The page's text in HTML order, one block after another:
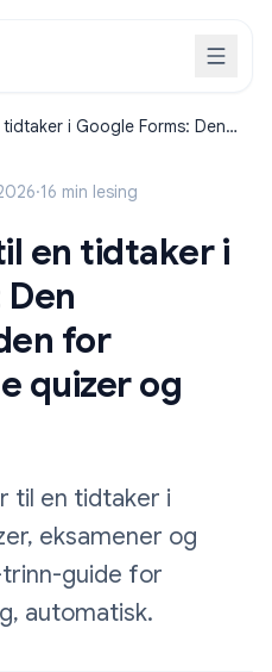
i Google Forms: Den
·16 min lesing
en tidtaker i
for
quizer og
til en tidtaker i
eksamener og
guide for
automatisk.